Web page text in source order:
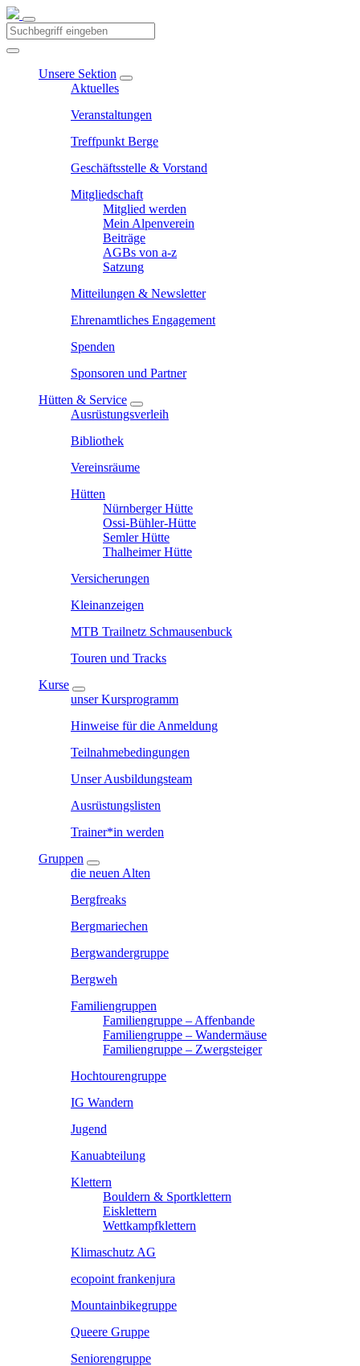
Unsere Sektion
Aktuelles
Veranstaltungen
Treffpunkt Berge
Geschäftsstelle & Vorstand
Mitgliedschaft
Mitglied werden
Mein Alpenverein
Beiträge
AGBs von a-z
Satzung
Mitteilungen & Newsletter
Ehrenamtliches Engagement
Spenden
Sponsoren und Partner
Hütten & Service
Ausrüstungsverleih
Bibliothek
Vereinsräume
Hütten
Nürnberger Hütte
Ossi-Bühler-Hütte
Semler Hütte
Thalheimer Hütte
Versicherungen
Kleinanzeigen
MTB Trailnetz Schmausenbuck
Touren und Tracks
Kurse
unser Kursprogramm
Hinweise für die Anmeldung
Teilnahmebedingungen
Unser Ausbildungsteam
Ausrüstungslisten
Trainer*in werden
Gruppen
die neuen Alten
Bergfreaks
Bergmariechen
Bergwandergruppe
Bergweh
Familiengruppen
Familiengruppe – Affenbande
Familiengruppe – Wandermäuse
Familiengruppe – Zwergsteiger
Hochtourengruppe
IG Wandern
Jugend
Kanuabteilung
Klettern
Bouldern & Sportklettern
Eisklettern
Wettkampfklettern
Klimaschutz AG
ecopoint frankenjura
Mountainbikegruppe
Queere Gruppe
Seniorengruppe